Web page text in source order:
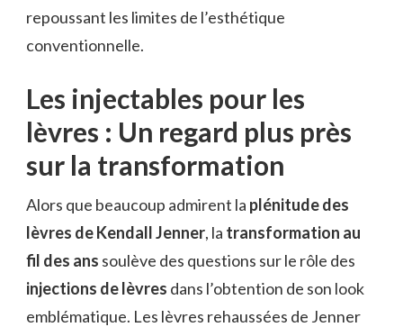
repoussant les limites de l’esthétique
conventionnelle.
Les injectables pour les
lèvres : Un regard plus près
sur la transformation
Alors que beaucoup admirent la plénitude des
lèvres de Kendall Jenner, la transformation au
fil des ans soulève des questions sur le rôle des
injections de lèvres dans l’obtention de son look
emblématique. Les lèvres rehaussées de Jenner